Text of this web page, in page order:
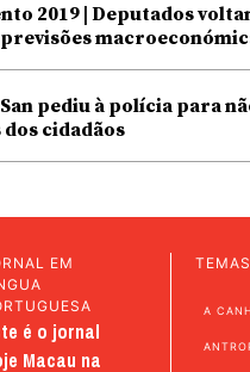
2019 | Deputados
pediu à polícia para
cidadãos
EM
é o jornal
Macau na
TEMAS
A